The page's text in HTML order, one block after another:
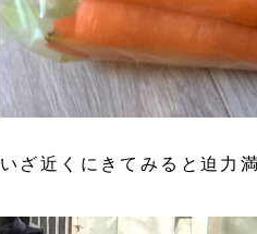
いざ近くにきてみると迫力